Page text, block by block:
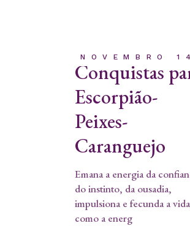
NOVEMBRO
Conquistas
Escorpião-
Peixes-
Caranguejo
Emana a energia da
do instinto, da ousadia,
impulsiona e fecunda a
como a energ